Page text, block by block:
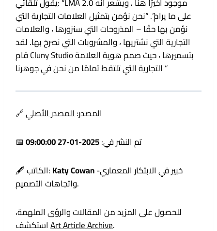
على ما يرام”. “نحن نؤمن بتمثيل العلامات التجارية التي
نؤمن بها حقًا – المذروحات التي سنزورها ، والعلامات
التجارية التي نشتريها ، والمشروبات التي نصرخ بها. لقد
قام Cluny Studio بتسميرها ، حيث صمم هوية العلامة
التجارية التي تلتقط تمامًا من نحن في جوهرنا “
🔗 المصدر:المصدر الأصلي
📅 تم النشر في:2025-01-27 09:00:00
🖋️ الكاتب:Katy Cowan-خبير في الابتكار المعماري
واتجاهات التصميم.
للحصول على المزيد من المقالات والرؤى الملهمة،
Art Article Archive.